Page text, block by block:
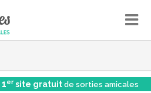
1er site gratuit de sorties amicales